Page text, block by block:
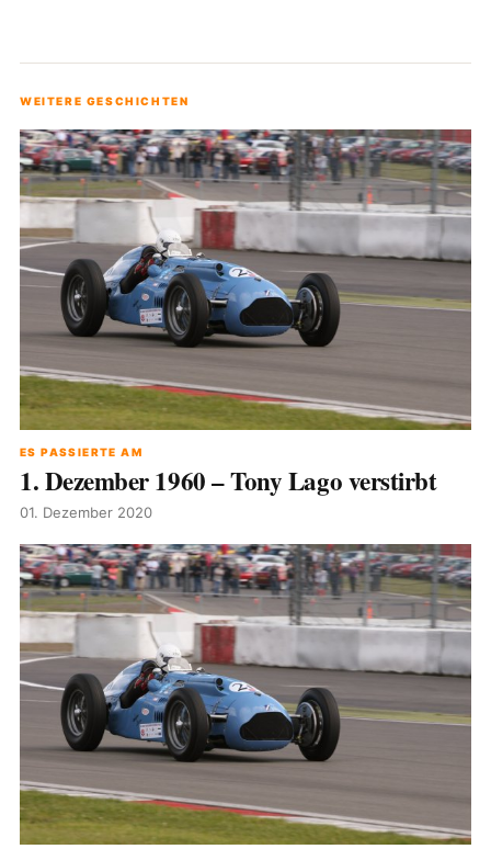
WEITERE GESCHICHTEN
ES PASSIERTE AM
1. Dezember 1960 – Tony Lago verstirbt
01. Dezember 2020